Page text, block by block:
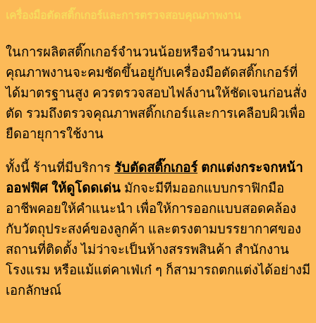
เครื่องมือตัดสติ๊กเกอร์และการตรวจสอบคุณภาพงาน
ในการผลิตสติ๊กเกอร์จำนวนน้อยหรือจำนวนมาก
คุณภาพงานจะคมชัดขึ้นอยู่กับเครื่องมือตัดสติ๊กเกอร์ที่
ได้มาตรฐานสูง ควรตรวจสอบไฟล์งานให้ชัดเจนก่อนสั่ง
ตัด รวมถึงตรวจคุณภาพสติ๊กเกอร์และการเคลือบผิวเพื่อ
ยืดอายุการใช้งาน
ทั้งนี้ ร้านที่มีบริการ รับตัดสติ๊กเกอร์ตกแต่งกระจกหน้า
ออฟฟิศ ให้ดูโดดเด่น มักจะมีทีมออกแบบกราฟิกมือ
อาชีพคอยให้คำแนะนำ เพื่อให้การออกแบบสอดคล้อง
กับวัตถุประสงค์ของลูกค้า และตรงตามบรรยากาศของ
สถานที่ติดตั้ง ไม่ว่าจะเป็นห้างสรรพสินค้า สำนักงาน
โรงแรม หรือแม้แต่คาเฟ่เก๋ ๆ ก็สามารถตกแต่งได้อย่างมี
เอกลักษณ์